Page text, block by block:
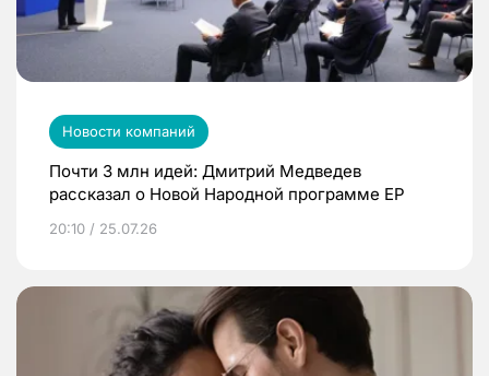
Новости компаний
Почти 3 млн идей: Дмитрий Медведев
рассказал о Новой Народной программе ЕР
20:10 / 25.07.26